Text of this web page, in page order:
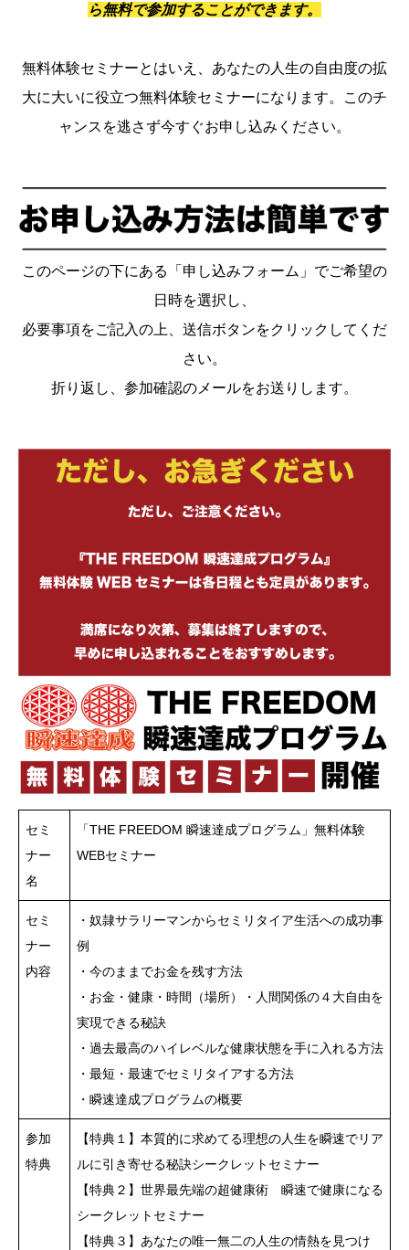
ら無料で参加することができます。
無料体験セミナーとはいえ、あなたの人生の自由度の拡
大に大いに役立つ無料体験セミナーになります。このチ
ャンスを逃さず今すぐお申し込みください。
このページの下にある「申し込みフォーム」でご希望の
日時を選択し、
必要事項をご記入の上、送信ボタンをクリックしてくだ
さい。
折り返し、参加確認のメールをお送りします。
セミ
ナー
名
「THE FREEDOM 瞬速達成プログラム」無料体験
WEBセミナー
セミ
ナー
内容
・奴隷サラリーマンからセミリタイア生活への成功事
例
・今のままでお金を残す方法
・お金・健康・時間（場所）・人間関係の４大自由を
実現できる秘訣
・過去最高のハイレベルな健康状態を手に入れる方法
・最短・最速でセミリタイアする方法
・瞬速達成プログラムの概要
参加
特典
【特典１】本質的に求めてる理想の人生を瞬速でリア
ルに引き寄せる秘訣シークレットセミナー
【特典２】世界最先端の超健康術 瞬速で健康になる
シークレットセミナー
【特典３】あなたの唯一無二の人生の情熱を見つけ